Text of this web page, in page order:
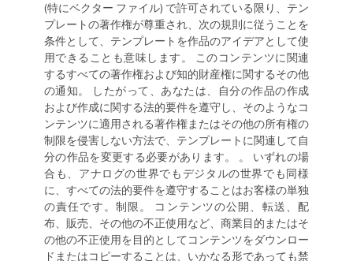
(特にベクター ファイル) で許可されている限り、テン
プレートの著作権が尊重され、次の規則に従うことを
条件として、テンプレートを作品のアイデアとして使
用できることも意味します。 このコンテンツに関連
するすべての著作権および知的財産権に関するその他
の通知。 したがって、あなたは、自分の作品の作成
および作成に関する法的要件を遵守し、そのようなコ
ンテンツに適用される著作権またはその他の所有権の
制限を侵害しない方法で、テンプレートに関連して自
分の作品を変更する必要があります。 。 いずれの場
合も、アナログの世界でもデジタルの世界でも同様
に、すべての法的要件を遵守することはお客様の単独
の責任です。制限。 コンテンツの公開、転送、配
布、販売、その他の不正使用など、商業目的またはそ
の他の不正使用を目的としてコンテンツをダウンロー
ドまたはコピーすることは、いかなる形であっても禁